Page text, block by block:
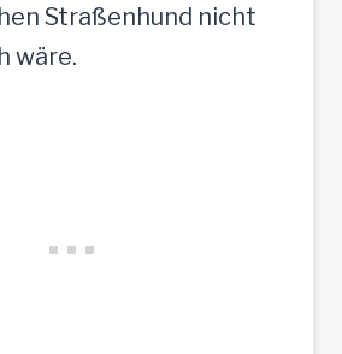
Straßenhund nicht
wäre.